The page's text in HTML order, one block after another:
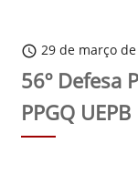
schedule 29 de março
56º Defesa
PPGQ UEPB